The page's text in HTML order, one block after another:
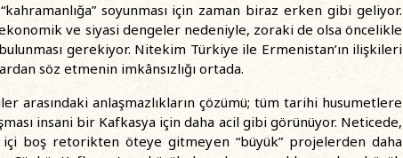
soyunması için zaman biraz erken gibi geliyor.
ve siyasi dengeler nedeniyle, zoraki de olsa öncelikle
gerekiyor. Nitekim Türkiye ile Ermenistan’ın ilişkileri
söz etmenin imkânsızlığı ortada.
arasındaki anlaşmazlıkların çözümü; tüm tarihi husumetlere
insani bir Kafkasya için daha acil gibi görünüyor. Neticede,
boş retorikten öteye gitmeyen “büyük” projelerden daha